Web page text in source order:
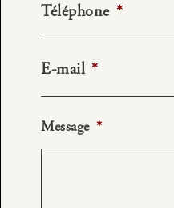
Téléphone *
E-mail *
Message *